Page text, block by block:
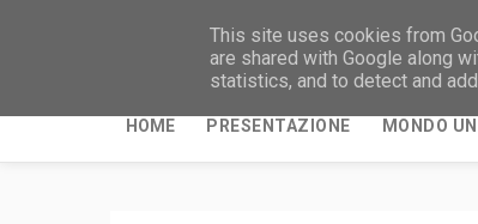
HOME PRESENTAZIONE MONDO
This site uses cookies from
are shared with Google along
statistics, and to detect and